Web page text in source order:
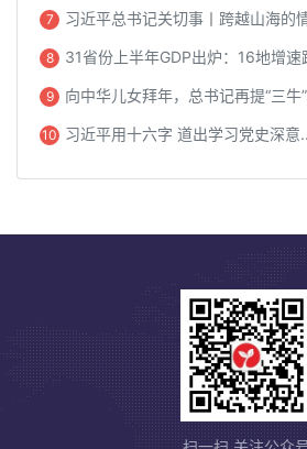
7 习近平总书记关切事丨跨越山海的
8 31省份上半年GDP出炉：16地增速
9 向中华儿女拜年，总书记再提“三牛
10 习近平用十六字 道出学习党史深意